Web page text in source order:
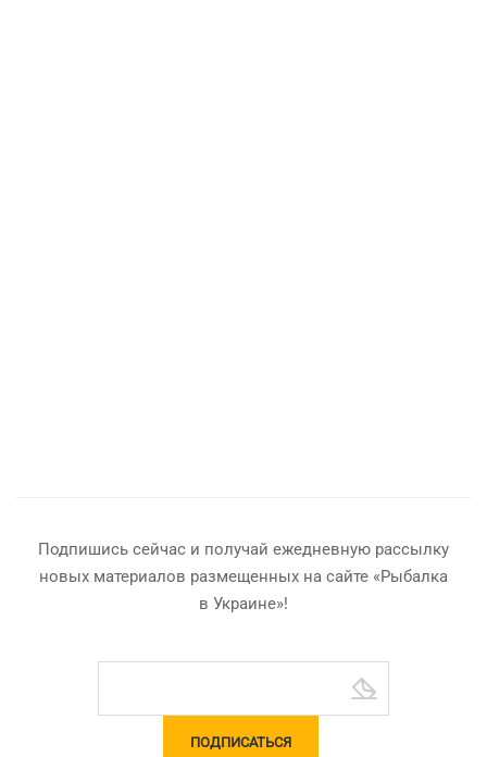
Подпишись сейчас и получай ежедневную рассылку
новых материалов размещенных на сайте «Рыбалка
в Украине»!